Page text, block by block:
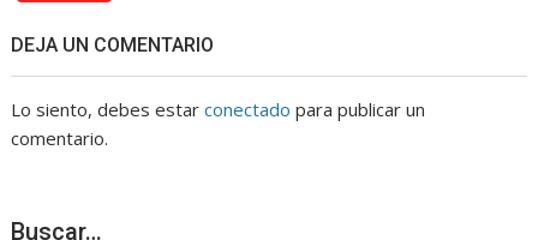
DEJA UN COMENTARIO
Lo siento, debes estarconectado para publicar un
comentario.
Buscar…